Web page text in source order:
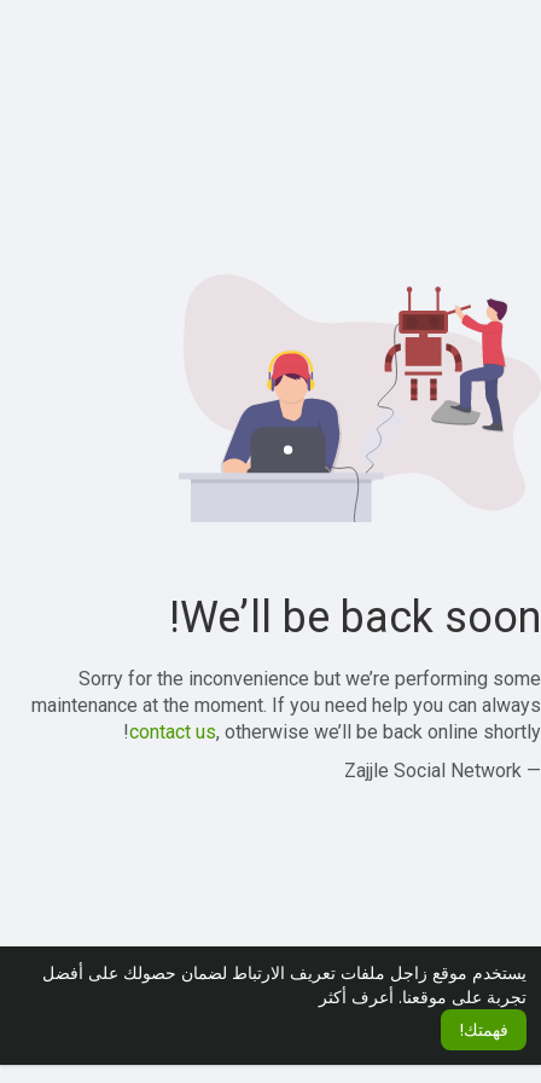
يستخدم موقع زاجل ملفات تعريف الارتباط لضمان حصولك على أفضل
تجربة على موقعنا. أعرف أكثر
فهمتك!
We’ll be back soon!
Sorry for the inconvenience but we’re performing some
maintenance at the moment. If you need help you can always
contact us, otherwise we’ll be back online shortly!
— Zajjle Social Network